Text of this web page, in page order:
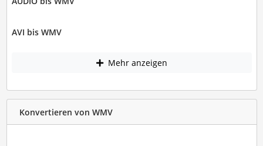
AVI bis WMV
Mehr anzeigen
Konvertieren von WMV